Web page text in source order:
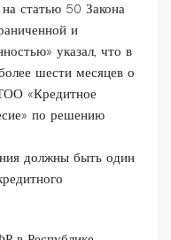
статью 50 Закона
и
указал, что в
шести месяцев о
«Кредитное
по решению
должны быть один